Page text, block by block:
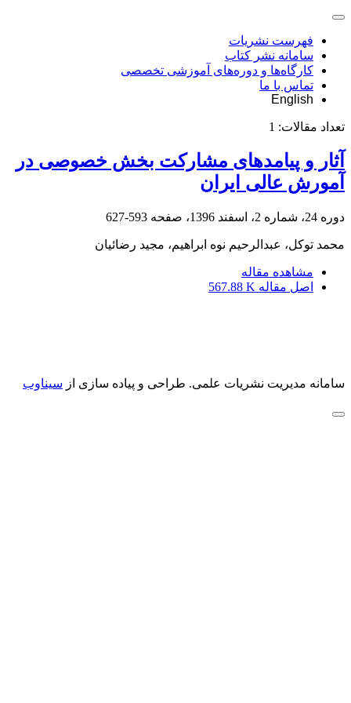
فهرست نشریات
سامانه نشر کتاب
کارگاه‌ها و دوره‌های آموزشی تخصصی
تماس با ما
English
تعداد مقالات: 1
آثار و پیامدهای مشارکت بخش خصوصی در
آمورش عالی ایران
دوره 24، شماره 2، اسفند 1396، صفحه 593-627
محمد توکل، عبدالرحیم نوه ابراهیم، مجید رضائیان
مشاهده مقاله
اصل مقاله 567.88 K
سامانه مدیریت نشریات علمی. طراحی و پیاده سازی از سیناوب